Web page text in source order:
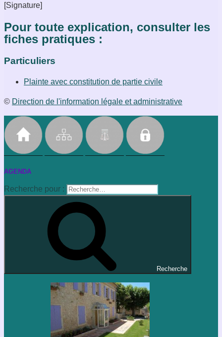
[Signature]
Pour toute explication, consulter les
fiches pratiques :
Particuliers
Plainte avec constitution de partie civile
© Direction de l'information légale et administrative
AGENDA
Recherche pour :
Recherche